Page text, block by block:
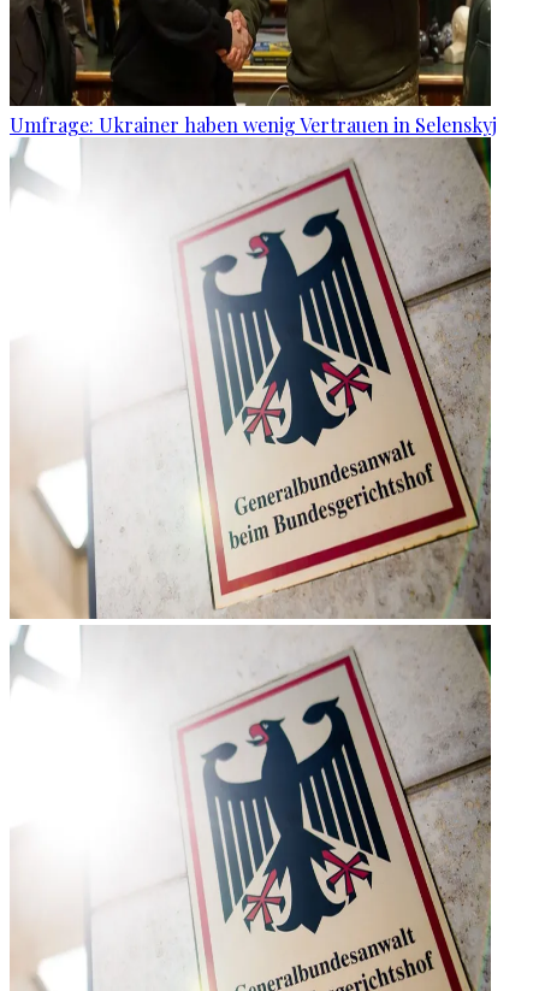
Umfrage: Ukrainer haben wenig Vertrauen in Selenskyj